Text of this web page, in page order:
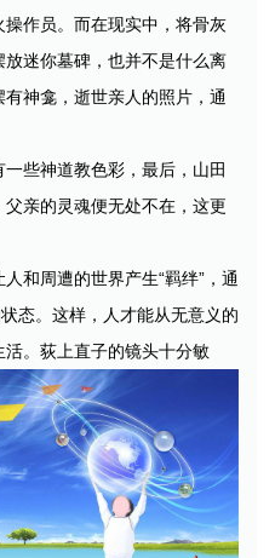
作员。而在现实中，将骨灰
迷你墓碑，也并不是什么离
神龛，逝世亲人的照片，通
些神道教色彩，最后，山田
亲的灵魂便无处不在，这更
和周遭的世界产生“羁绊”，通
态。这样，人才能从无意义的
。荻上直子的镜头十分敏